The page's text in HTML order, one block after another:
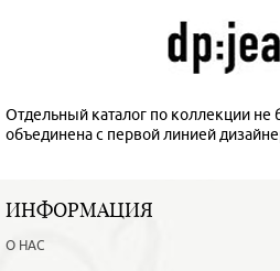
Отдельный каталог по коллекции
объединена с первой линией
ИНФОРМАЦИЯ
О НАС